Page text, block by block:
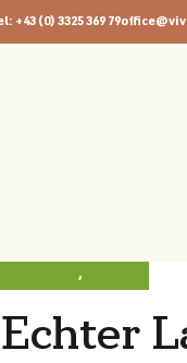
+43 (0) 3325 369 79
,
Echter